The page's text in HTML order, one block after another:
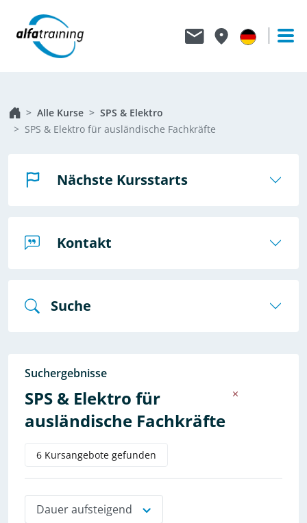
Alle Kurse
SPS & Elektro
SPS & Elektro für ausländische Fachkräfte
Nächste Kursstarts
Suche
Kontakt
Suchergebnisse
SPS & Elektro für
ausländische Fachkräfte
6 Kursangebote gefunden
Dauer aufsteigend